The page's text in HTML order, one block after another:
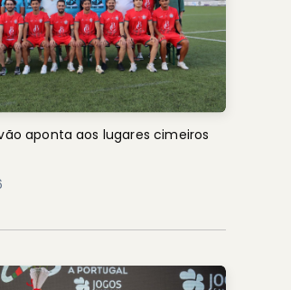
aponta aos lugares cimeiros